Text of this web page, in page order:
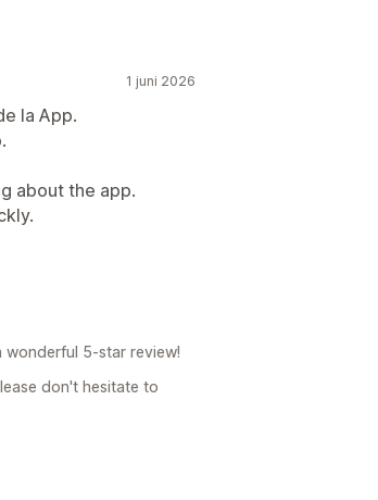
1 juni 2026
la App.
about the app.
wonderful 5-star review!
don't hesitate to